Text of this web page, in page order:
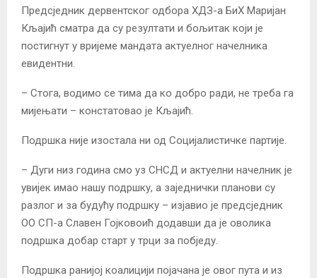
Предсједник дервентског одбора ХДЗ-а БиХ Маријан
Кљајић сматра да су резултати и бољитак који је
постигнут у вријеме мандата актуелног начелника
евидентни.
– Стога, водимо се тима да ко добро ради, не треба га
мијењати – констатовао је Кљајић.
Подршка није изостала ни од Социјалистичке партије.
– Дуги низ година смо уз СНСД и актуелни начелник је
увијек имао нашу подршку, а заједнички планови су
разлог и за будућу подршку – изјавио је предсједник
ОО СП-а Славен Гојковоић додавши да је оволика
подршка добар старт у трци за побједу.
Подршка ранијој коалицији појачана је овог пута и из